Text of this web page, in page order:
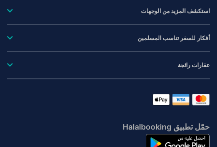
Mijas
Montecorto
Ojen
Pizarra
استكشف المزيد من الوجهات
أفكار للسفر تناسب المسلمين
عقارات رائجة
حمّل تطبيق Halalbooking